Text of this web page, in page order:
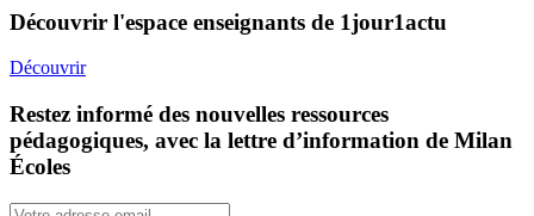
Découvrir l'espace enseignants de 1jour1actu
Découvrir
Restez informé des nouvelles ressources
pédagogiques, avec la lettre d’information de Milan
Écoles